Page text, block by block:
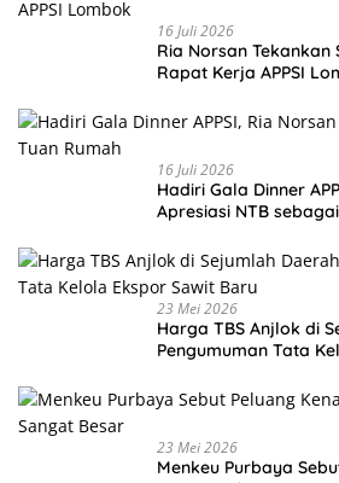
16 Juli 2026
Ria Norsan
Rapat Kerja APPSI
16 Juli 2026
Hadiri Gala Dinner
Apresiasi NTB
23 Mei 2026
Harga TBS Anjlok di
Pengumuman Tata
23 Mei 2026
Menkeu Purbaya